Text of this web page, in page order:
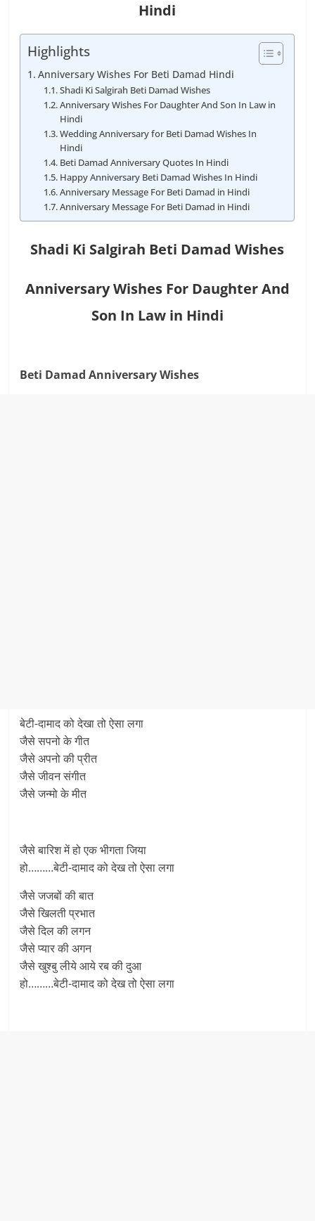
Hindi
Highlights
Anniversary Wishes For Beti Damad Hindi
Shadi Ki Salgirah Beti Damad Wishes
Anniversary Wishes For Daughter And Son In Law in
Hindi
Wedding Anniversary for Beti Damad Wishes In
Hindi
Beti Damad Anniversary Quotes In Hindi
Happy Anniversary Beti Damad Wishes In Hindi
Anniversary Message For Beti Damad in Hindi
Anniversary Message For Beti Damad in Hindi
Shadi Ki Salgirah Beti Damad Wishes
Anniversary Wishes For Daughter And
Son In Law in Hindi
Beti Damad Anniversary Wishes
बेटी-दामाद को देखा तो ऐसा लगा
जैसे सपनो के गीत
जैसे अपनो की प्रीत
जैसे जीवन संगीत
जैसे जन्मो के मीत
जैसे बारिश में हो एक भीगता जिया
हो………बेटी-दामाद को देख तो ऐसा लगा
जैसे जजबों की बात
जैसे खिलती प्रभात
जैसे दिल की लगन
जैसे प्यार की अगन
जैसे खुश्बु लीये आये रब की दुआ
हो………बेटी-दामाद को देख तो ऐसा लगा